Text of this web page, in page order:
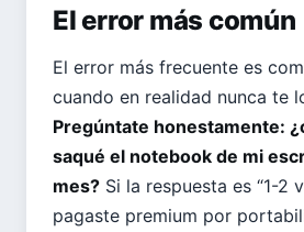
El error más común
El error más frecuente es
cuando en realidad nunca te
Pregúntate honestamente:
saqué el notebook de mi
mes? Si la respuesta es “1-2
pagaste premium por